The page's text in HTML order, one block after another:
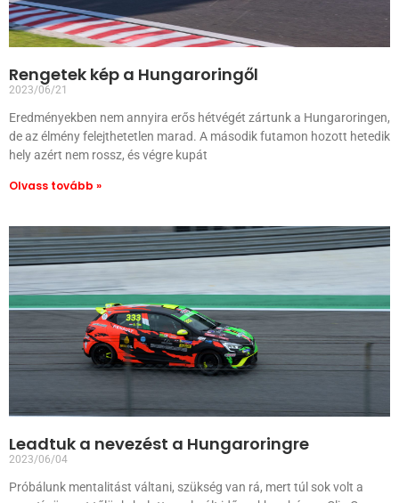
Rengetek kép a Hungaroringől
2023/06/21
Eredményekben nem annyira erős hétvégét zártunk a Hungaroringen,
de az élmény felejthetetlen marad. A második futamon hozott hetedik
hely azért nem rossz, és végre kupát
Olvass tovább »
Leadtuk a nevezést a Hungaroringre
2023/06/04
Próbálunk mentalitást váltani, szükség van rá, mert túl sok volt a